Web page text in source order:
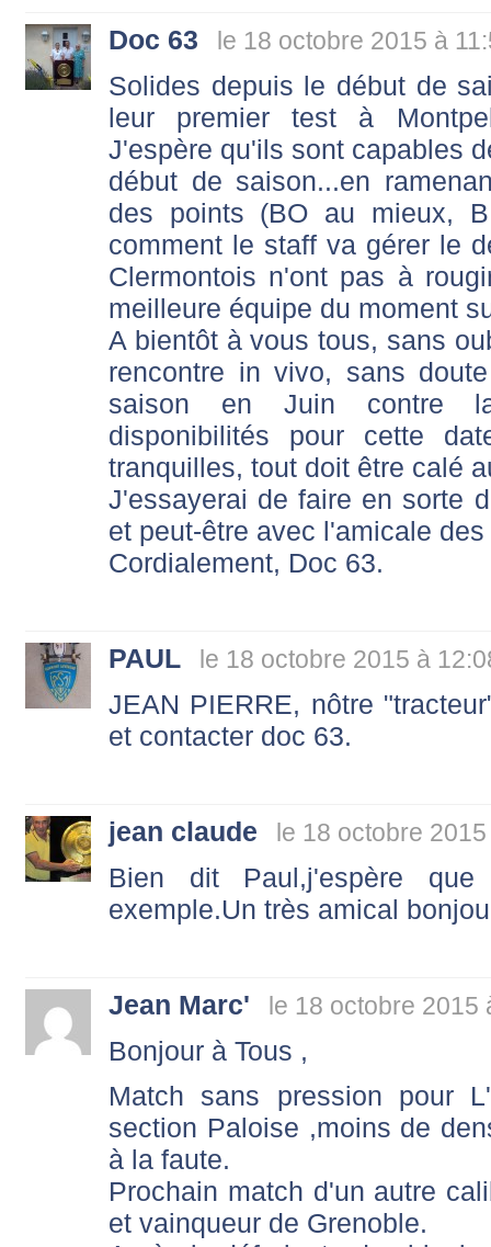
Doc 63 le 18 octobre 2015 à
Solides depuis le début de
leur premier test à
J'espère qu'ils sont capables
début de saison...en
des points (BO au mieux,
comment le staff va gérer le
Clermontois n'ont pas à
meilleure équipe du moment
A bientôt à vous tous, sans
rencontre in vivo, sans
saison en Juin contre
disponibilités pour cette
tranquilles, tout doit être calé
J'essayerai de faire en sorte
et peut-être avec l'amicale
Cordialement, Doc 63.
PAUL le 18 octobre 2015 à
JEAN PIERRE, nôtre
et contacter doc 63.
jean claude le 18 octobre
Bien dit Paul,j'espère
exemple.Un très amical
Jean Marc' le 18 octobre 2015
Bonjour à Tous ,
Match sans pression pour
section Paloise ,moins de
à la faute.
Prochain match d'un autre
et vainqueur de Grenoble.